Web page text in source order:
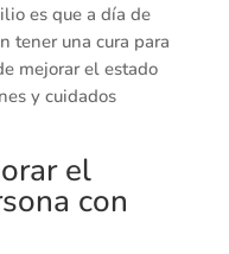
es que a día de
tener una cura para
mejorar el estado
y cuidados
el
con